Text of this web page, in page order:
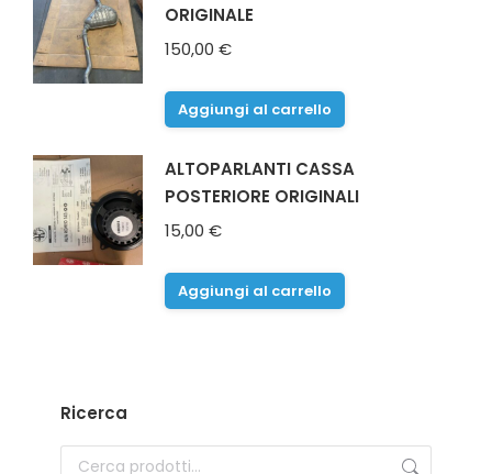
ORIGINALE
150,00 €
Aggiungi al carrello
ALTOPARLANTI CASSA
POSTERIORE ORIGINALI
15,00 €
Aggiungi al carrello
Ricerca